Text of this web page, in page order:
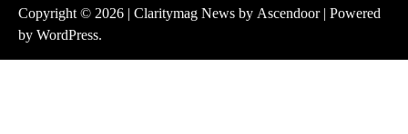
Copyright © 2026 | Claritymag News by Ascendoor| Powered
by WordPress.